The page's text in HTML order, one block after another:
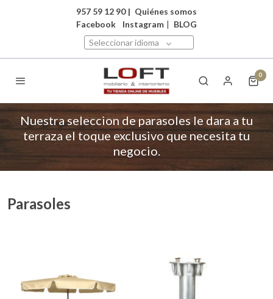
957 59 12 90 | Quiénes somos
Facebook
Instagram | BLOG
Seleccionar idioma
0
Nuestra seleccion de parasoles le dara a tu
terraza el toque exclusivo que necesita tu
negocio.
Parasoles